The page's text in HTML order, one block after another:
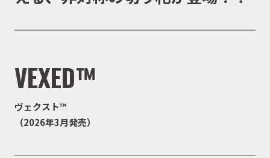
VEXED™
ヴェクスト™
（2026年3月発売）